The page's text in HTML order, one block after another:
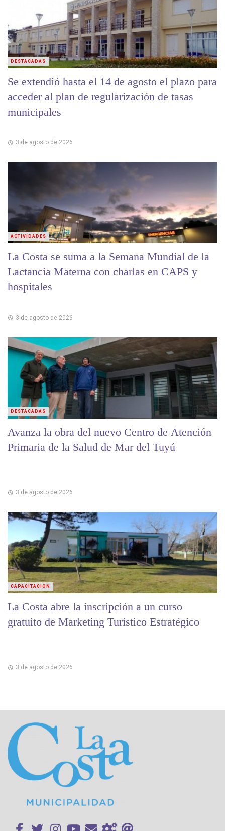
Se extendió hasta el 14 de agosto el plazo para
acceder al plan de regularización de tasas
municipales
3 de agosto de 2026
DESTACADAS
La Costa se suma a la Semana Mundial de la
Lactancia Materna con charlas en CAPS y
hospitales
3 de agosto de 2026
ACTIVIDADES
Avanza la obra del nuevo Centro de Atención
Primaria de la Salud de Mar del Tuyú
3 de agosto de 2026
DESTACADAS
La Costa abre la inscripción a un curso
gratuito de Marketing Turístico Estratégico
3 de agosto de 2026
CAPACITACIÓN